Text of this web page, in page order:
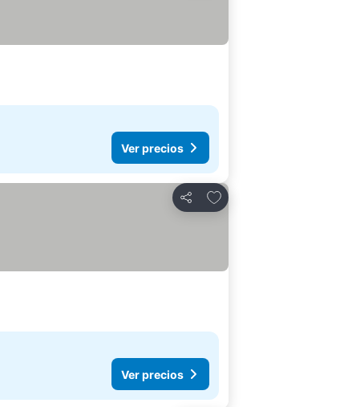
Ver precios
Compartir
Añadir a favoritos
Ver precios